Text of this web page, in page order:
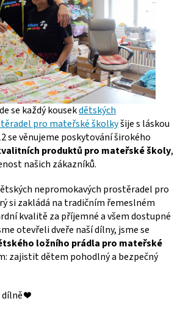
se každý kousekdětských
pro mateřské školkyšije s láskou
se věnujeme poskytování širokého
produktů pro mateřské školy,
našich zákazníků.
nepromokavých prostěradel pro
si zakládá na tradičním řemeslném
kvalitě za příjemné a všem dostupné
otevřeli dveře naší dílny, jsme se
ložního prádla pro mateřské
zajistit dětem pohodlný a bezpečný
❤️